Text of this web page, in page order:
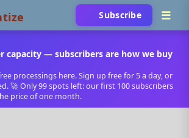
Subscribe
capacity — subscribers are how we buy
processings here. Sign up free for 5 a day, or
🚀 Only 99 spots left: our first 100 subscribers
price of one month.